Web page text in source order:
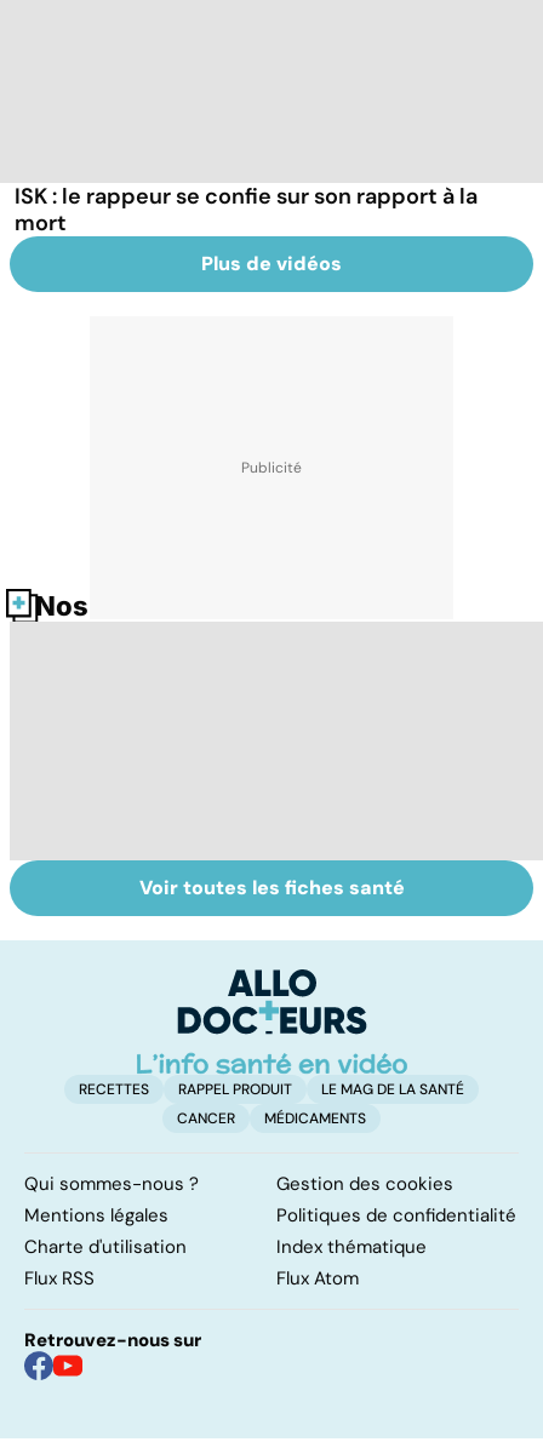
ISK : le rappeur se confie sur son rapport à la
mort
Plus de vidéos
Nos fiches santé
La tuberculose
pulmonaire
Tout savoir sur
les infections
Voir toutes les fiches santé
RECETTES RAPPEL PRODUIT
LE MAG DE LA SANTÉ
CANCER
MÉDICAMENTS
Qui sommes-nous ?
Gestion des cookies
Mentions légales
Politiques de confidentialité
Charte d'utilisation
Index thématique
Flux RSS
Flux Atom
Retrouvez-nous sur